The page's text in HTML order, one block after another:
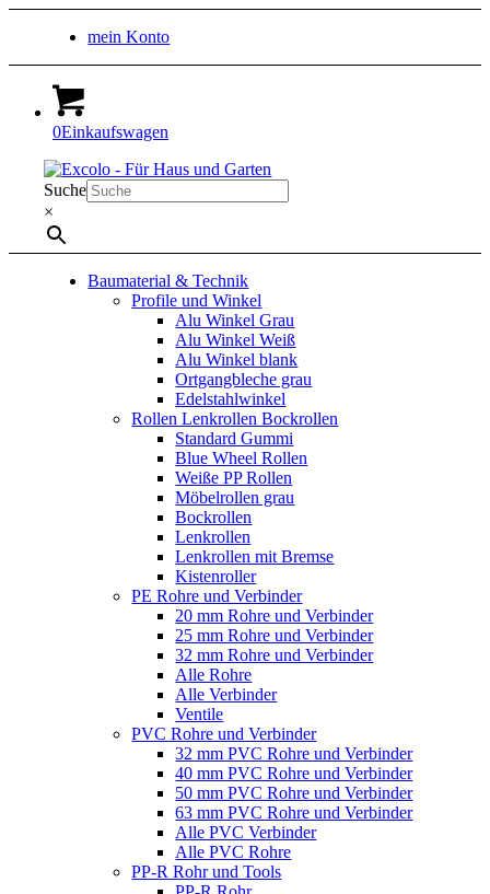
mein Konto
0Einkaufswagen
Suche
×
Baumaterial & Technik
Profile und Winkel
Alu Winkel Grau
Alu Winkel Weiß
Alu Winkel blank
Ortgangbleche grau
Edelstahlwinkel
Rollen Lenkrollen Bockrollen
Standard Gummi
Blue Wheel Rollen
Weiße PP Rollen
Möbelrollen grau
Bockrollen
Lenkrollen
Lenkrollen mit Bremse
Kistenroller
PE Rohre und Verbinder
20 mm Rohre und Verbinder
25 mm Rohre und Verbinder
32 mm Rohre und Verbinder
Alle Rohre
Alle Verbinder
Ventile
PVC Rohre und Verbinder
32 mm PVC Rohre und Verbinder
40 mm PVC Rohre und Verbinder
50 mm PVC Rohre und Verbinder
63 mm PVC Rohre und Verbinder
Alle PVC Verbinder
Alle PVC Rohre
PP-R Rohr und Tools